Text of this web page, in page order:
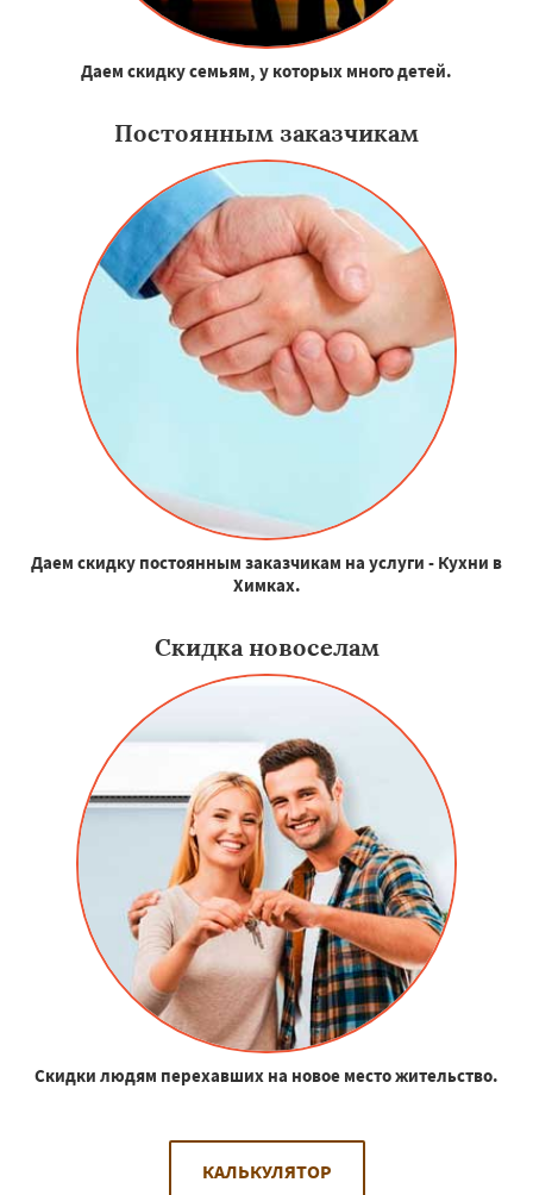
Даем скидку семьям, у которых много детей.
Постоянным заказчикам
Даем скидку постоянным заказчикам на услуги - Кухни в
Химках.
Скидка новоселам
Скидки людям перехавших на новое место жительство.
КАЛЬКУЛЯТОР